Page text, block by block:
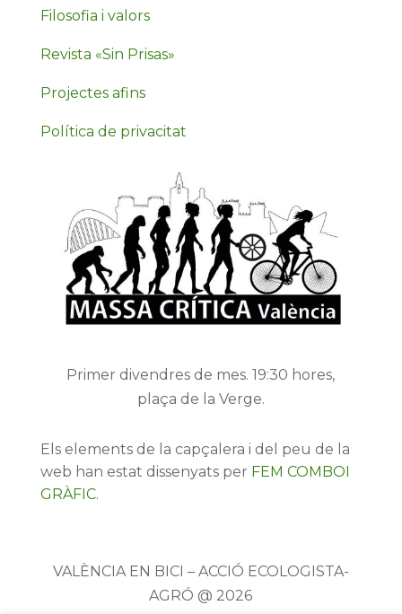
Filosofia i valors
Revista «Sin Prisas»
Projectes afins
Política de privacitat
Primer divendres de mes. 19:30 hores,
plaça de la Verge.
Els elements de la capçalera i del peu de la
web han estat dissenyats per FEM COMBOI
GRÀFIC.
VALÈNCIA EN BICI – ACCIÓ ECOLOGISTA-
AGRÓ @ 2026